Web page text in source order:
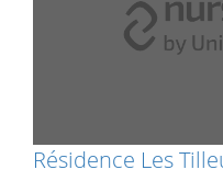
Résidence Les